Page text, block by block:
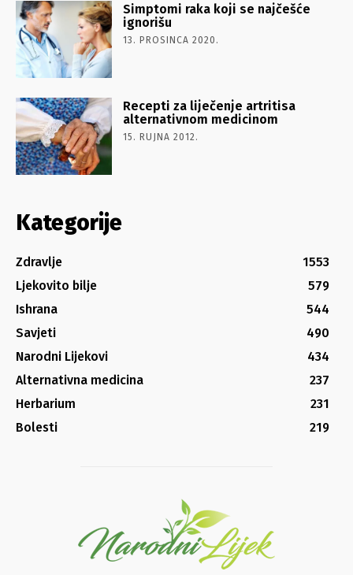
Simptomi raka koji se najčešće
ignorišu
13. PROSINCA 2020.
Recepti za liječenje artritisa
alternativnom medicinom
15. RUJNA 2012.
Kategorije
Zdravlje
1553
Ljekovito bilje
579
Ishrana
544
Savjeti
490
Narodni Lijekovi
434
Alternativna medicina
237
Herbarium
231
Bolesti
219